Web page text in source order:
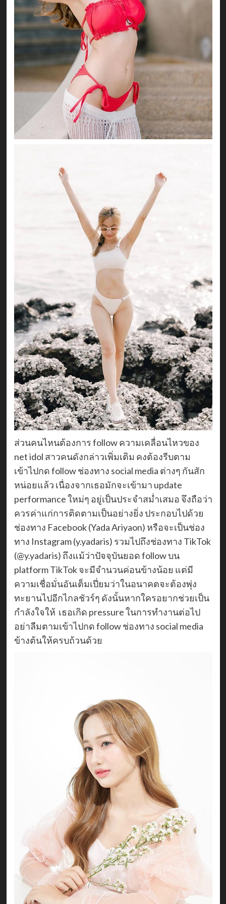
ส่วนคนไหนต้องการ follow ความเคลื่อนไหวของ
net idol สาวคนดังกล่าวเพิ่มเติม คงต้องรีบตาม
เข้าไปกด follow ช่องทาง social media ต่างๆ กันสัก
หน่อยแล้ว เนื่องจากเธอมักจะเข้ามา update
performance ใหม่ๆ อยู่เป็นประจำสม่ำเสมอ จึงถือว่า
ควรค่าแก่การติดตามเป็นอย่างยิ่ง ประกอบไปด้วย
ช่องทาง Facebook (Yada Ariyaon) หรือจะเป็นช่อง
ทาง Instagram (y.yadaris) รวมไปถึงช่องทาง TikTok
(@y.yadaris) ถึงแม้ว่าปัจจุบันยอด follow บน
platform TikTok จะมีจำนวนค่อนข้างน้อย แต่มี
ความเชื่อมั่นอันเต็มเปี่ยมว่าในอนาคตจะต้องพุ่ง
ทะยานไปอีกไกลชัวร์ๆ ดังนั้นหากใครอยากช่วยเป็น
กำลังใจให้ เธอเกิด pressure ในการทำงานต่อไป
อย่าลืมตามเข้าไปกด follow ช่องทาง social media
ข้างต้นให้ครบถ้วนด้วย